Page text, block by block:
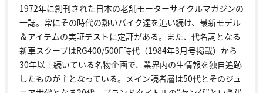
1972年に創刊された日本の老舗モーターサイクルマガジンの
一誌。常にその時代の熱いバイク達を追い続け、最新モデル
＆アイテムの実証テストに定評がある。また、代名詞となる
新車スクープはRG400/500Γ時代（1984年3月号掲載）から
30年以上続いている名物企画で、業界内の生情報を独自追跡
したものが主となっている。メイン読者層は50代とそのジュ